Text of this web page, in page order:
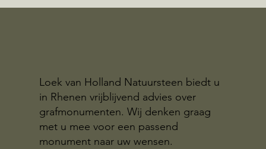
Loek van Holland Natuursteen biedt u
in Rhenen vrijblijvend advies over
grafmonumenten. Wij denken graag
met u mee voor een passend
monument naar uw wensen.